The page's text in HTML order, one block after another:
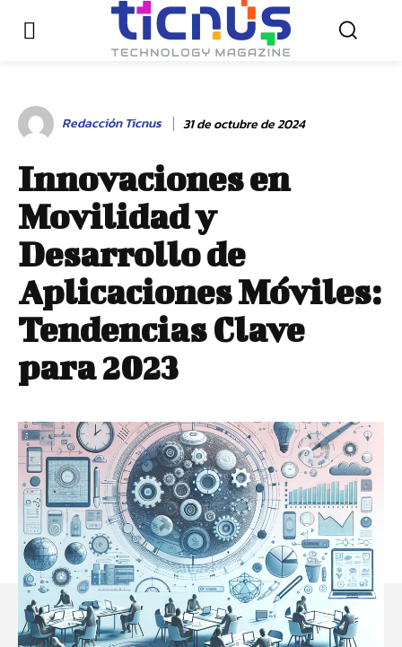
Redacción Ticnus 31 de octubre de 2024
Innovaciones en
Movilidad y
Desarrollo de
Aplicaciones Móviles:
Tendencias Clave
para 2023